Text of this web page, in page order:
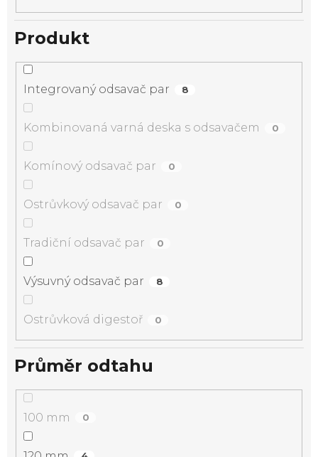
Produkt
Integrovaný odsavač par 8
Kombinovaná varná deska s odsavačem 0
Komínový odsavač par 0
Ostrůvkový odsavač par 0
Tradiční odsavač par 0
Výsuvný odsavač par 8
Ostrůvková digestoř 0
Průměr odtahu
100 mm 0